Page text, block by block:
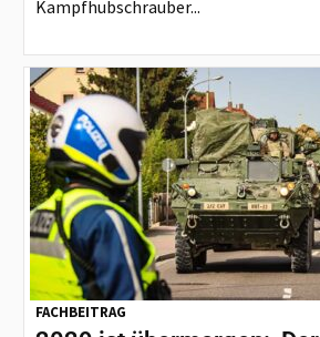
Kampfhubschrauber...
FACHBEITRAG